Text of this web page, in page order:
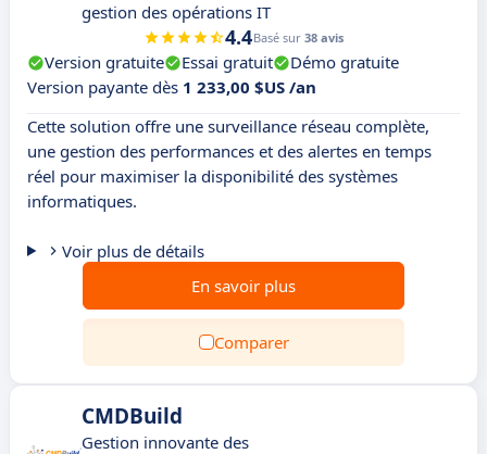
gestion des opérations IT
4.4Basé sur 38 avis
Version gratuite Essai gratuit
Démo gratuite
Version payante dès 1 233,00 $US /an
Cette solution offre une surveillance réseau complète,
une gestion des performances et des alertes en temps
réel pour maximiser la disponibilité des systèmes
informatiques.
Voir plus de détails
En savoir plus
Comparer
CMDBuild
Gestion innovante des